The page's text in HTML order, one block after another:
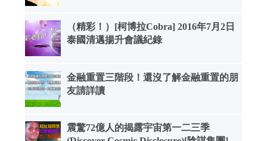
（精彩！）[柯博拉Cobra] 2016年7月2日
泰國清邁揚升會議紀錄
金融重置三階段！還沒了解金融重置的朋
友請詳讀
震驚72億人的揭露宇宙第一二三季